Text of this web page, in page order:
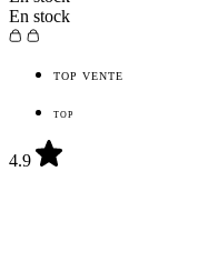
En stock
TOP VENTE
TOP
4.9